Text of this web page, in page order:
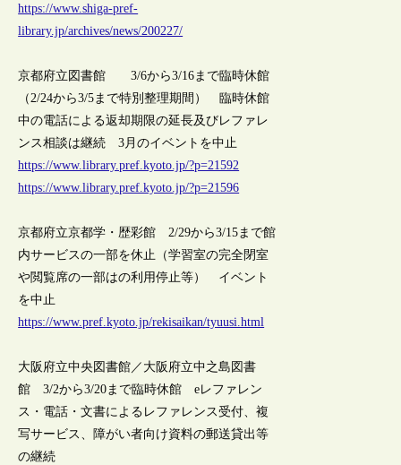
https://www.shiga-pref-
library.jp/archives/news/200227/
京都府立図書館 3/6から3/16まで臨時休館
（2/24から3/5まで特別整理期間） 臨時休館
中の電話による返却期限の延長及びレファレ
ンス相談は継続 3月のイベントを中止
https://www.library.pref.kyoto.jp/?p=21592
https://www.library.pref.kyoto.jp/?p=21596
京都府立京都学・歴彩館 2/29から3/15まで館
内サービスの一部を休止（学習室の完全閉室
や閲覧席の一部はの利用停止等） イベント
を中止
https://www.pref.kyoto.jp/rekisaikan/tyuusi.html
大阪府立中央図書館／大阪府立中之島図書
館 3/2から3/20まで臨時休館 eレファレン
ス・電話・文書によるレファレンス受付、複
写サービス、障がい者向け資料の郵送貸出等
の継続